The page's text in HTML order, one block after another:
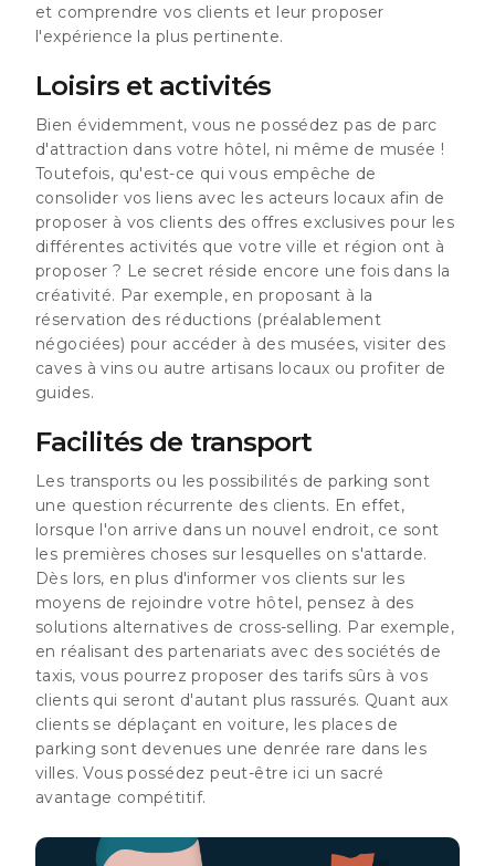
et comprendre vos clients et leur proposer
l'expérience la plus pertinente.
Loisirs et activités
Bien évidemment, vous ne possédez pas de parc
d'attraction dans votre hôtel, ni même de musée !
Toutefois, qu'est-ce qui vous empêche de
consolider vos liens avec les acteurs locaux afin de
proposer à vos clients des offres exclusives pour les
différentes activités que votre ville et région ont à
proposer ? Le secret réside encore une fois dans la
créativité. Par exemple, en proposant à la
réservation des réductions (préalablement
négociées) pour accéder à des musées, visiter des
caves à vins ou autre artisans locaux ou profiter de
guides.
Facilités de transport
Les transports ou les possibilités de parking sont
une question récurrente des clients. En effet,
lorsque l'on arrive dans un nouvel endroit, ce sont
les premières choses sur lesquelles on s'attarde.
Dès lors, en plus d'informer vos clients sur les
moyens de rejoindre votre hôtel, pensez à des
solutions alternatives de cross-selling. Par exemple,
en réalisant des partenariats avec des sociétés de
taxis, vous pourrez proposer des tarifs sûrs à vos
clients qui seront d'autant plus rassurés. Quant aux
clients se déplaçant en voiture, les places de
parking sont devenues une denrée rare dans les
villes. Vous possédez peut-être ici un sacré
avantage compétitif.